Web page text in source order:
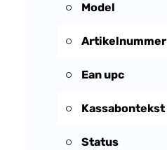
Model
Artikelnummer
Ean upc
Kassabontekst
Status